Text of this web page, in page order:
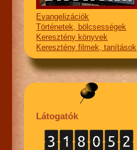
Evangelizációk
Történetek, bölcsességek
Keresztény könyvek
Keresztény filmek, tanítások
Látogatók